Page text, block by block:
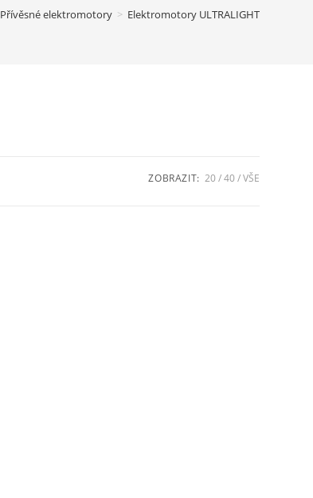
Přívěsné elektromotory > Elektromotory ULTRALIGHT
ZOBRAZIT: 20 40 VŠE